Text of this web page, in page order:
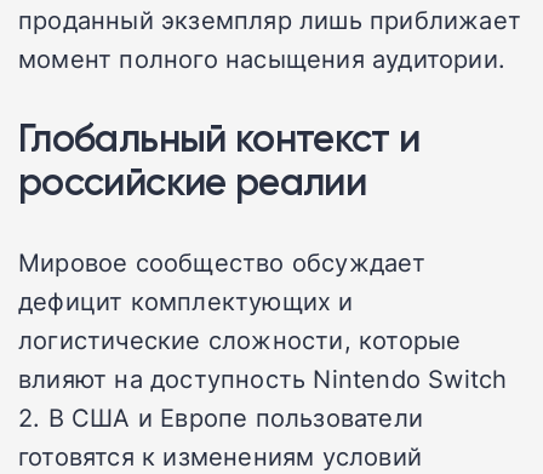
проданный экземпляр лишь приближает
момент полного насыщения аудитории.
Глобальный контекст и
российские реалии
Мировое сообщество обсуждает
дефицит комплектующих и
логистические сложности, которые
влияют на доступность Nintendo Switch
2. В США и Европе пользователи
готовятся к изменениям условий